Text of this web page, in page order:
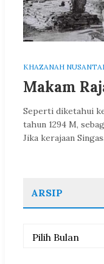
KHAZANAH
Makam
Seperti diketahui
tahun 1294 M,
Jika kerajaan
ARSIP
Arsip